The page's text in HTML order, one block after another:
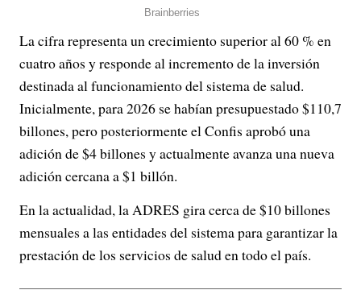
La cifra representa un crecimiento superior al 60 % en
cuatro años y responde al incremento de la inversión
destinada al funcionamiento del sistema de salud.
Inicialmente, para 2026 se habían presupuestado $110,7
billones, pero posteriormente el Confis aprobó una
adición de $4 billones y actualmente avanza una nueva
adición cercana a $1 billón.
En la actualidad, la ADRES gira cerca de $10 billones
mensuales a las entidades del sistema para garantizar la
prestación de los servicios de salud en todo el país.